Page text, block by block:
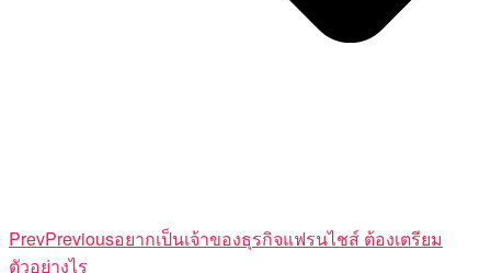
PrevPreviousอยากเป็นเจ้าของธุรกิจแฟรนไชส์ ต้องเตรียม
ตัวอย่างไร